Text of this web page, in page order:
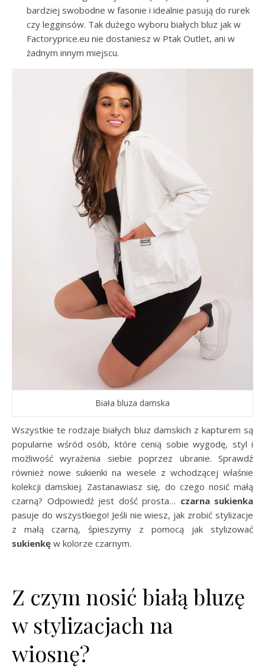
bardziej swobodne w fasonie i idealnie pasują do rurek
czy legginsów. Tak dużego wyboru białych bluz jak w
Factoryprice.eu nie dostaniesz w Ptak Outlet, ani w
żadnym innym miejscu.
Biała bluza damska
Wszystkie te rodzaje białych bluz damskich z kapturem są
popularne wśród osób, które cenią sobie wygodę, styl i
możliwość wyrażenia siebie poprzez ubranie. Sprawdź
również nowe sukienki na wesele z wchodzącej właśnie
kolekcji damskiej. Zastanawiasz się, do czego nosić małą
czarną? Odpowiedź jest dość prosta… czarna sukienka
pasuje do wszystkiego! Jeśli nie wiesz, jak zrobić stylizacje
z małą czarną, śpieszymy z pomocą jak stylizować
sukienkę w kolorze czarnym.
Z czym nosić białą bluzę
w stylizacjach na
wiosnę?